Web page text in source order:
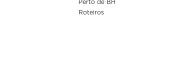
Perto de BH
Roteiros